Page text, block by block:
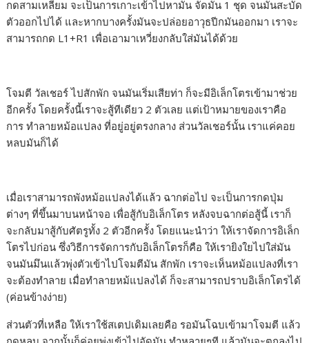
กดสามเหลี่ยม จะเป็นการเกาะเข้าไปหามัน จัดมัน 1 ชุด จนมันสะบัด
ตัวออกไปได้ และหากบางครั้งมันจะปล่อยอาวุธปีกมันออกมา เราจะ
สามารถกด L1+R1 เพื่อเอามาเหวี่ยงกลับใส่มันได้ด้วย
โจมตี วัลเชอร์ ไปสักพัก จนมันเริ่มเสียท่า ก็จะมีอิเล็กโตรเข้ามาช่วย
อีกครั้ง โดยครั้งนี้เราจะสู้ทีเดียว 2 ตัวเลย แต่เป้าหมายของเราคือ
การ ทำลายหม้อแปลง ที่อยู่อยู่ตรงกลาง ส่วนวัลเชอร์นั้น เราแค่คอย
หลบมันก็ได้
เมื่อเราสามารถพังหม้อแปลงได้แล้ว ฉากต่อไป จะเป็นการกดปุ่ม
ต่างๆ ที่ขึ้นมาบนหน้าจอ เพื่อสู้กับอิเล็กโตร หลังจบฉากต่อสู้นี้ เราก็
จะกลับมาสู้กับศัตรูทั้ง 2 ตัวอีกครั้ง โดยแนะนำว่า ให้เราจัดการอิเล็ก
โตรไปก่อน ซึ่งวิธีการจัดการกับอิเล็กโตรก็คือ ให้เรายิงใยไปใส่มัน
จนมันมึนแล้วพุ่งตัวเข้าไปโจมตีมัน สักพัก เราจะเห็นหม้อแปลงที่เรา
จะต้องทำลาย เมื่อทำลายหม้แปลงได้ ก็จะสามารถปราบอิเล็กโตรได้
(ค่อนข้างง่าย)
ส่วนตัวที่เหลือ ให้เราใช้สเตปเดิมเลยคือ รอมันโฉบเข้ามาโจมตี แล้ว